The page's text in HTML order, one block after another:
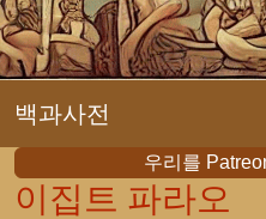
백과사전
우리를
이집트 파라오